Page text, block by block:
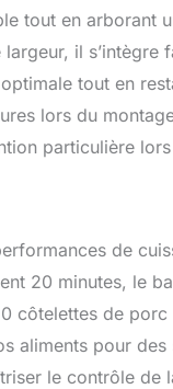
tout en arborant
il s’intègre
tout en
lors du
particulière lors
de
20 minutes, le
côtelettes de
aliments pour
le contrôle